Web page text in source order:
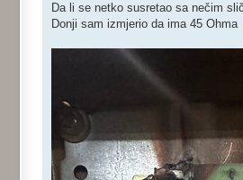
Da li se netko susretao sa nečim
Donji sam izmjerio da ima 45 Ohma